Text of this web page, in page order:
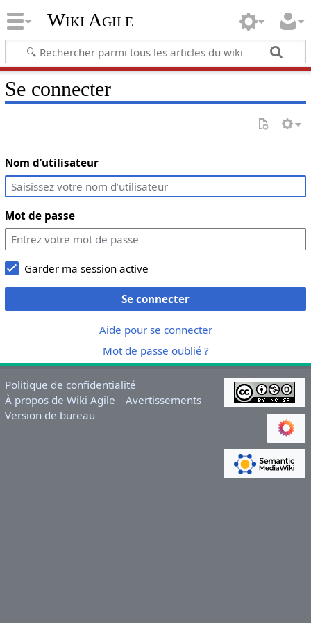
Wiki Agile
Se connecter
Nom d’utilisateur
Mot de passe
Garder ma session active
Se connecter
Aide pour se connecter
Mot de passe oublié ?
Politique de confidentialité
À propos de Wiki Agile
Avertissements
Version de bureau